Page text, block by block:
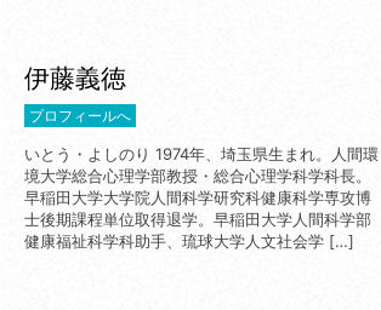
伊藤義徳
いとう・よしのり 1974年、埼玉県生まれ。人間環
境大学総合心理学部教授・総合心理学科学科長。
早稲田大学大学院人間科学研究科健康科学専攻博
士後期課程単位取得退学。早稲田大学人間科学部
健康福祉科学科助手、琉球大学人文社会学 […]
プロフィールへ